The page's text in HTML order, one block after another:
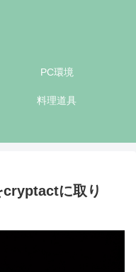
PC環境
料理道具
cryptactに取り